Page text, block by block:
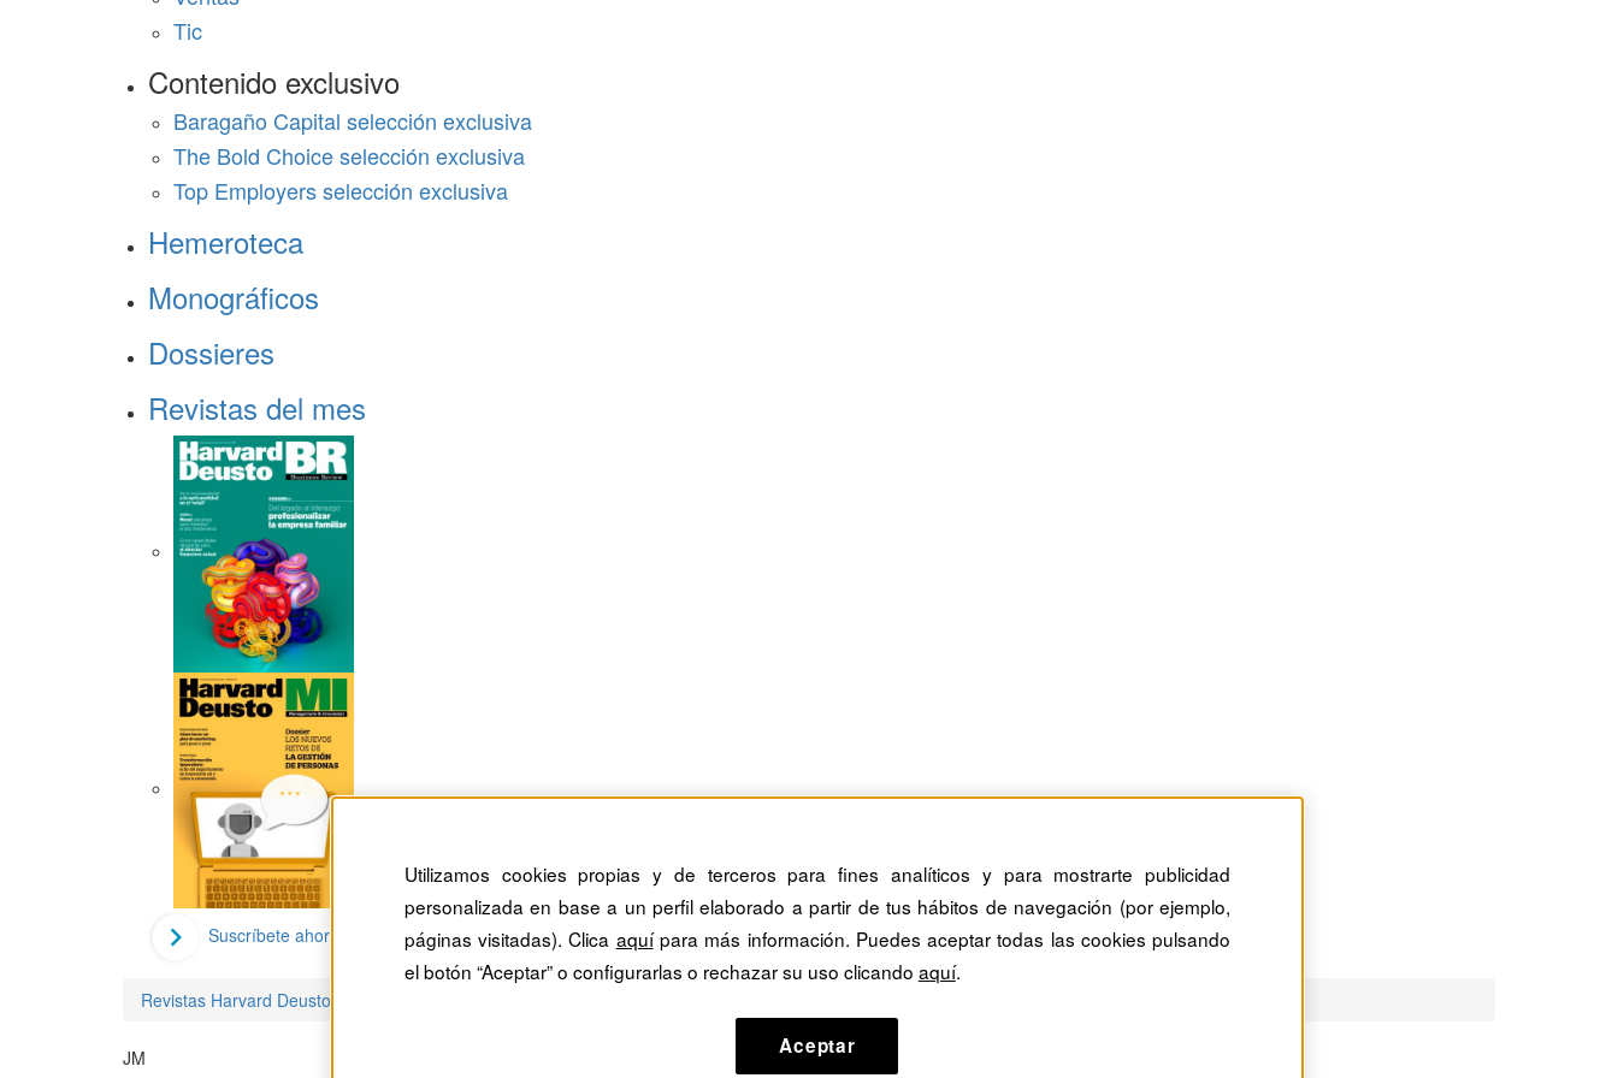
Tic
Contenido exclusivo
Baragaño Capital selección exclusiva
The Bold Choice selección exclusiva
Top Employers selección exclusiva
Hemeroteca
Monográficos
Dossieres
Revistas del mes
Suscríbete ahora
Revistas Harvard Deusto
JM
Utilizamos cookies propias y de terceros para fines analíticos y para mostrarte publicidad
personalizada en base a un perfil elaborado a partir de tus hábitos de navegación (por ejemplo,
páginas visitadas). Clica aquípara más información. Puedes aceptar todas las cookies pulsando
el botón “Aceptar” o configurarlas o rechazar su uso clicando aquí.
Aceptar